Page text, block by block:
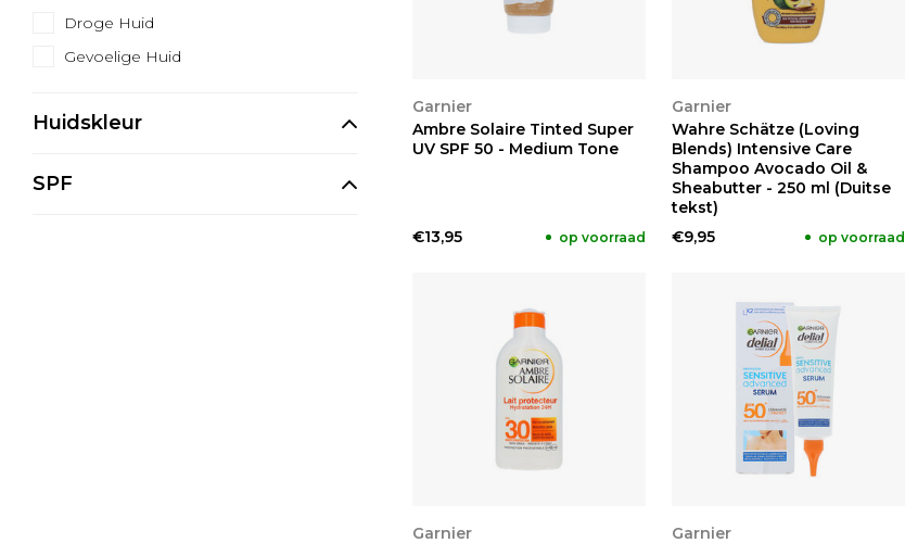
Droge Huid
Gevoelige Huid
Huidskleur
SPF
BEKIJKEN
Garnier
Ambre Solaire Tinted Super
UV SPF 50 - Medium Tone
€13,95 op voorraad
BEKIJKEN
Garnier
Wahre Schätze (Loving
Blends) Intensive Care
Shampoo Avocado Oil &
Sheabutter - 250 ml (Duitse
tekst)
€9,95
op voorraad
BEKIJKEN
Garnier
BEKIJKEN
Garnier